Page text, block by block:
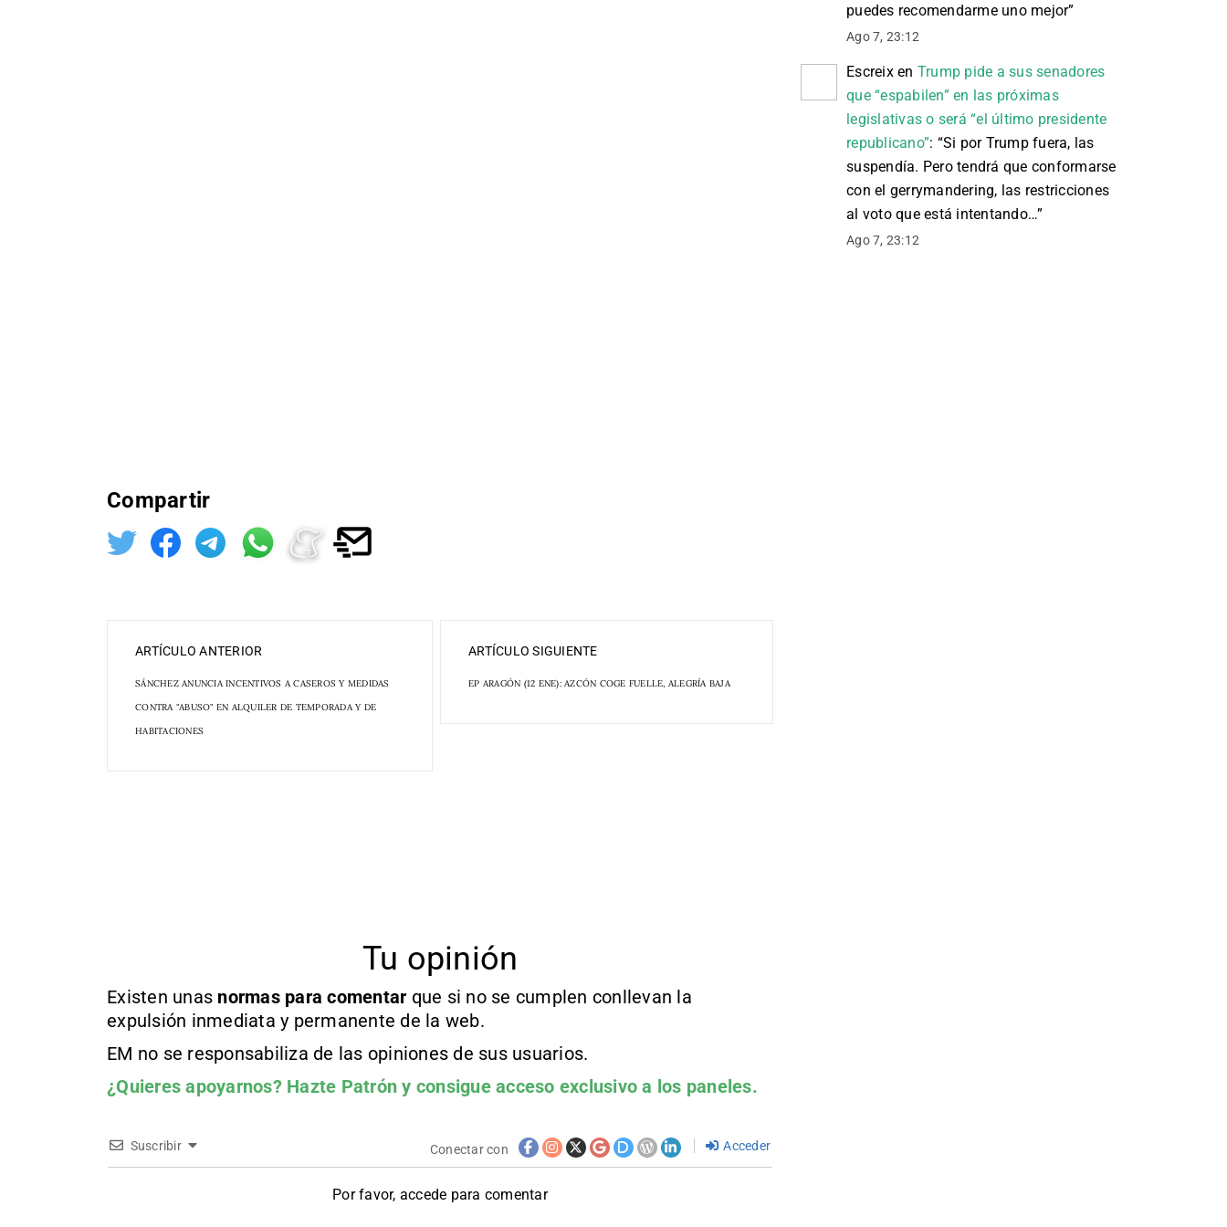
Compartir
ARTÍCULO ANTERIOR
SÁNCHEZ ANUNCIA INCENTIVOS A CASEROS Y MEDIDAS
CONTRA "ABUSO" EN ALQUILER DE TEMPORADA Y DE
HABITACIONES
ARTÍCULO SIGUIENTE
EP ARAGÓN (12 ENE): AZCÓN COGE FUELLE, ALEGRÍA BAJA
Tu opinión
Existen unas normas para comentar que si no se cumplen conllevan la
expulsión inmediata y permanente de la web.
EM no se responsabiliza de las opiniones de sus usuarios.
¿Quieres apoyarnos? Hazte Patrón y consigue acceso exclusivo a los paneles.
Suscribir Conectar con Acceder
Por favor, accede para comentar
puedes recomendarme uno mejor”
Ago 7, 23:12
Escreixen Trump pide a sus senadores
que “espabilen” en las próximas
legislativas o será “el último presidente
republicano”: “Si por Trump fuera, las
suspendía. Pero tendrá que conformarse
con el gerrymandering, las restricciones
al voto que está intentando…”
Ago 7, 23:12